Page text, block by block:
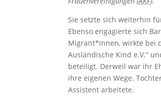
Sie setzte sich weiterhin
Ebenso engagierte sich
Migrant*innen, wirkte bei
Ausländische Kind e.V.“
beteiligt. Derweil war ihr
ihre eigenen Wege.
Assistent arbeitete.